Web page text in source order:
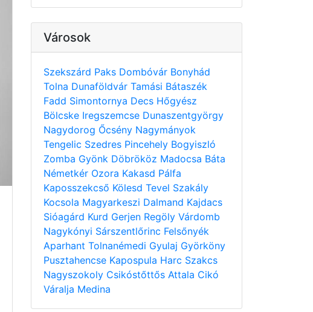
Városok
Szekszárd Paks Dombóvár Bonyhád
Tolna Dunaföldvár Tamási Bátaszék
Fadd Simontornya Decs Hőgyész
Bölcske Iregszemcse Dunaszentgyörgy
Nagydorog Őcsény Nagymányok
Tengelic Szedres Pincehely Bogyiszló
Zomba Gyönk Döbrököz Madocsa Báta
Németkér Ozora Kakasd Pálfa
Kaposszekcső Kölesd Tevel Szakály
Kocsola Magyarkeszi Dalmand Kajdacs
Sióagárd Kurd Gerjen Regöly Várdomb
Nagykónyi Sárszentlőrinc Felsőnyék
Aparhant Tolnanémedi Gyulaj Györköny
Pusztahencse Kapospula Harc Szakcs
Nagyszokoly Csikóstőttős Attala Cikó
Váralja Medina